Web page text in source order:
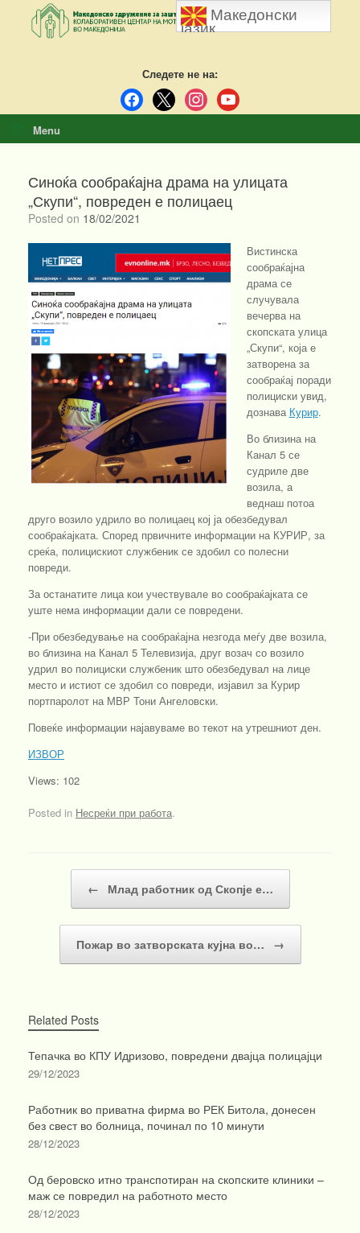
content
Следете не на:
facebook
x instagramyoutube
Menu
Синоќа сообраќајна драма на улицата
„Скупи“, повреден е полицаец
Posted on 18/02/2021
Вистинска
сообраќајна
драма се
случувала
вечерва на
скопската улица
„Скупи“, која е
затворена за
сообраќај поради
полициски увид,
дознава Курир.
Во близина на
Канал 5 се
судриле две
возила, а
веднаш потоа
друго возило удрило во полицаец кој ја обезбедувал
сообраќајката. Според првичните информации на КУРИР, за
среќа, полицискиот службеник се здобил со полесни
повреди.
За останатите лица кои учествувале во сообраќајката се
уште нема информации дали се повредени.
-При обезбедување на сообраќајна незгода меѓу две возила,
во близина на Канал 5 Телевизија, друг возач со возило
удрил во полициски службеник што обезбедувал на лице
место и истиот се здобил со повреди, изјавил за Курир
портпаролот на МВР Тони Ангеловски.
Повеќе информации најавуваме во текот на утрешниот ден.
ИЗВОР
Views: 102
Posted in Несреќи при работа.
← Млад работник од Скопје е…
Пожар во затворската кујна во… →
Related Posts
Тепачка во КПУ Идризово, повредени двајца полицајци
29/12/2023
Работник во приватна фирма во РЕК Битола, донесен
без свест во болница, починал по 10 минути
28/12/2023
Од беровско итно транспотиран на скопските клиники –
маж се повредил на работното место
28/12/2023
Македонски
јазик